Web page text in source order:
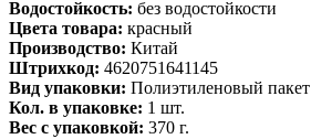
Водостойкость: без водостойкости
Цвета товара: красный
Производство: Китай
Штрихкод: 4620751641145
Вид упаковки: Полиэтиленовый пакет
Кол. в упаковке: 1 шт.
Вес с упаковкой: 370 г.